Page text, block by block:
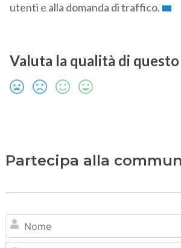
utenti e alla domanda di traffico.
Valuta la qualità di
Partecipa alla